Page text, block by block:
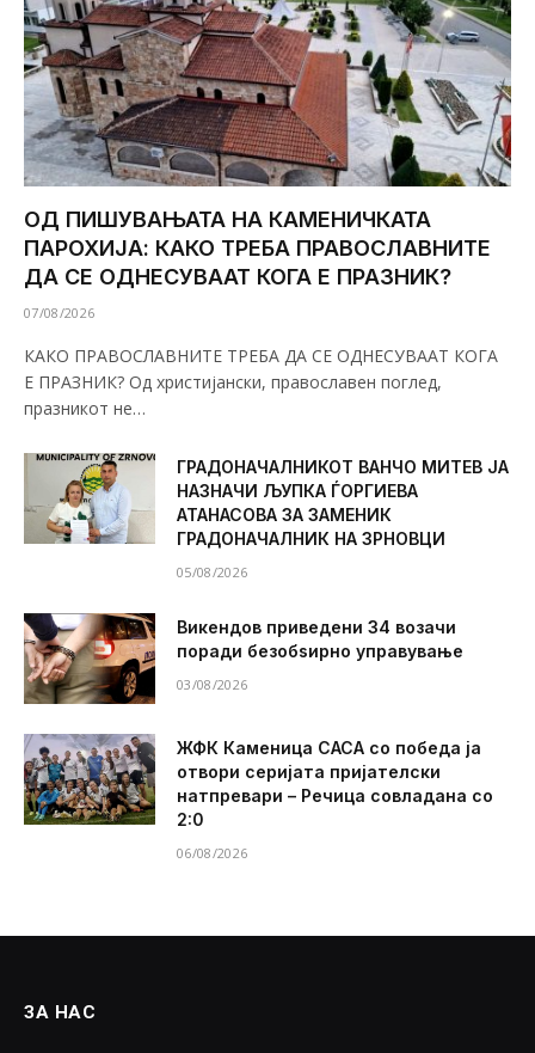
ОД ПИШУВАЊАТА НА КАМЕНИЧКАТА
ПАРОХИЈА: КАКО ТРЕБА ПРАВОСЛАВНИТЕ
ДА СЕ ОДНЕСУВААТ КОГА Е ПРАЗНИК?
07/08/2026
КАКО ПРАВОСЛАВНИТЕ ТРЕБА ДА СЕ ОДНЕСУВААТ КОГА
Е ПРАЗНИК? Од христијански, православен поглед,
празникот не…
ГРАДОНАЧАЛНИКОТ ВАНЧО МИТЕВ ЈА
НАЗНАЧИ ЉУПКА ЃОРГИЕВА
АТАНАСОВА ЗА ЗАМЕНИК
ГРАДОНАЧАЛНИК НА ЗРНОВЦИ
05/08/2026
Викендов приведени 34 возачи
поради безобѕирно управување
03/08/2026
ЖФК Каменица САСА со победа ја
отвори серијата пријателски
натпревари – Речица совладана со
2:0
06/08/2026
ЗА НАС